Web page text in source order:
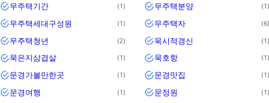
무주택기간 1 무주택분양 1
무주택세대구성원 1 무주택자 6
무주택청년 2 묵시적갱신 1
묵은지삼겹살 1 묵호항 1
문경가볼만한곳 1 문경맛집 1
문경여행 1 문정원 1